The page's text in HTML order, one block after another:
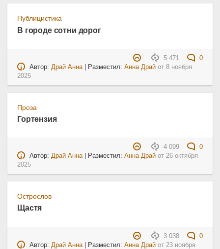
Публицистика
В городе сотни дорог
5 471
0
Автор: Драй Анна | Разместил:Анна Драй от8 ноября
2025
Проза
Гортензия
4 099
0
Автор:Драй Анна| Разместил:Анна Драй от26 октября
2025
Острослов
Щастя
3 038
0
Автор: Драй Анна | Разместил:Анна Драй от 23 ноября